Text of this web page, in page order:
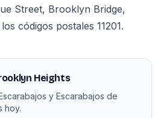
Street, Brooklyn Bridge,
códigos postales 11201.
Heights
y Escarabajos de
hoy.